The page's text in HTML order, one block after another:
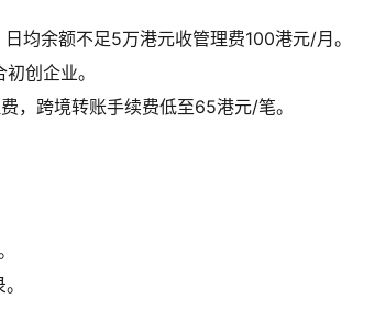
均余额不足5万港元收管理费100港元/月。
创企业。
，跨境转账手续费低至65港元/笔。